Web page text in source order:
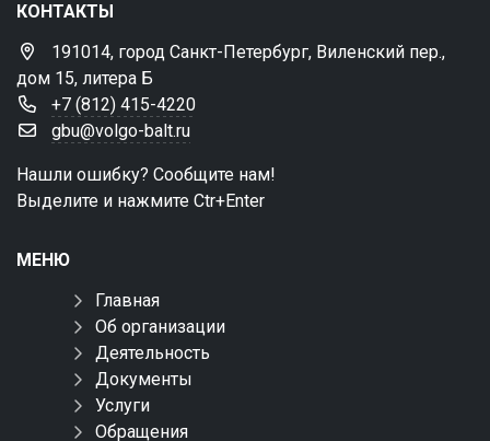
КОНТАКТЫ
191014, город Санкт-Петербург, Виленский пер.,
дом 15, литера Б
+7 (812) 415-4220
gbu@volgo-balt.ru
Нашли ошибку? Сообщите нам!
Выделите и нажмите Ctr+Enter
МЕНЮ
Главная
Об организации
Деятельность
Документы
Услуги
Обращения